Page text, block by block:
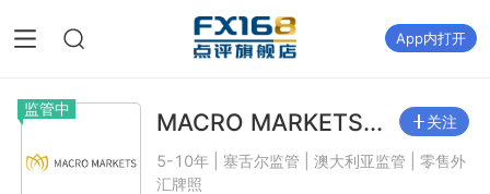
App内打开
监管中 MACRO MARKETS... 关注
5-10年 | 塞舌尔监管 | 澳大利亚监管 | 零售外
汇牌照